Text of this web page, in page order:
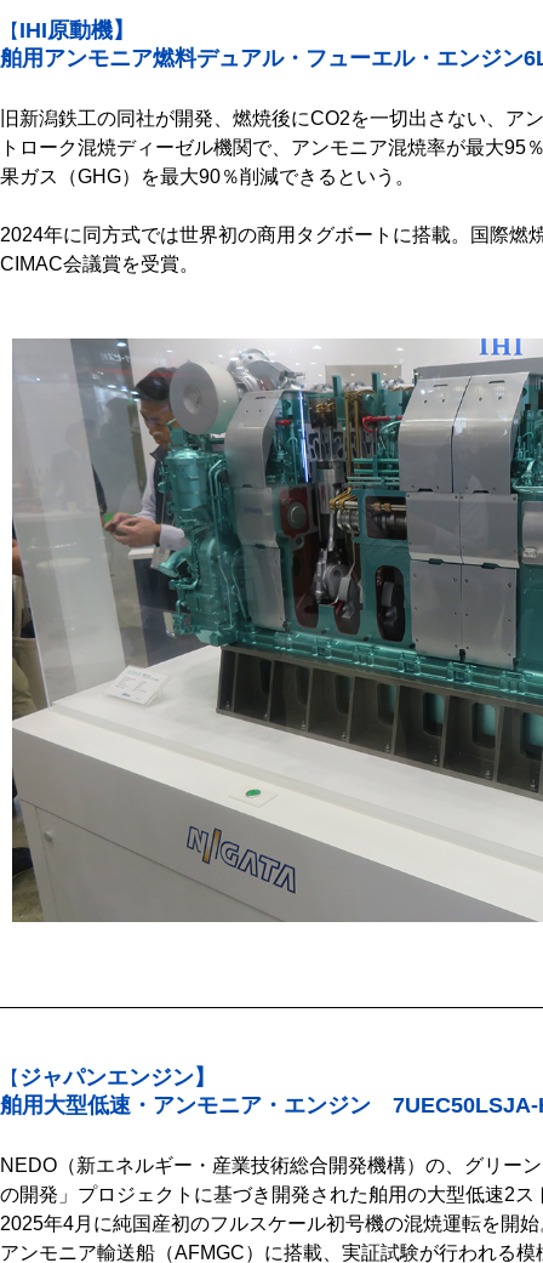
【 IHI原動機】
舶用アンモニア燃料デュアル・フューエル・エンジン
旧新潟鉄工の同社が開発、燃焼後にCO2を一切出さない、ア
トローク混焼ディーゼル機関で、アンモニア混焼率が最大95
果ガス（GHG）を最大90％削減できるという。
2024年に同方式では世界初の商用タグボートに搭載。国際燃
CIMAC会議賞を受賞。
【 ジャパンエンジン】
舶用大型低速・アンモニア・エンジン 7UEC50LSJA-
NEDO（新エネルギー・産業技術総合開発機構）の、グリー
の開発」プロジェクトに基づき開発された舶用の大型低速2
2025年4月に純国産初のフルスケール初号機の混焼運転を開
アンモニア輸送船（AFMGC）に搭載、実証試験が行われる模